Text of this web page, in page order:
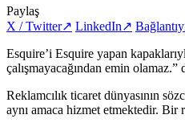
Paylaş
X / Twitter↗ LinkedIn↗
Esquire’i Esquire yapan
çalışmayacağından emin
Reklamcılık ticaret dünyasının
aynı amaca hizmet etmektedir.